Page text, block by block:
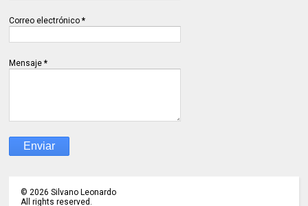
Correo electrónico*
Mensaje*
©2026 Silvano Leonardo
All rights reserved.